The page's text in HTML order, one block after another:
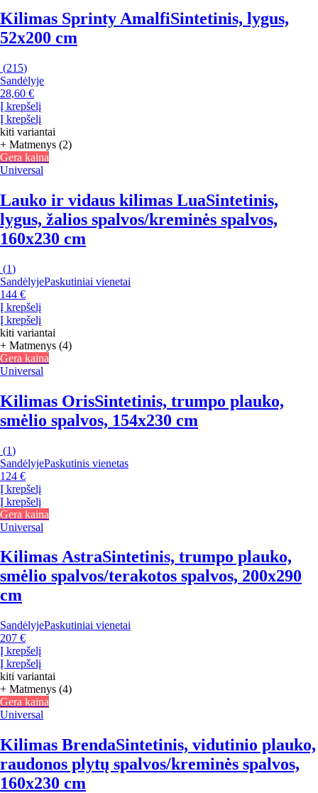
Kilimas Sprinty AmalfiSintetinis, lygus,
52x200 cm
(215)
Sandėlyje
28,60 €
Į krepšelį
Į krepšelį
kiti variantai
+ Matmenys (2)
Gera kaina
Universal
Lauko ir vidaus kilimas LuaSintetinis,
lygus, žalios spalvos/kreminės spalvos,
160x230 cm
(1)
SandėlyjePaskutiniai vienetai
144 €
Į krepšelį
Į krepšelį
kiti variantai
+ Matmenys (4)
Gera kaina
Universal
Kilimas OrisSintetinis, trumpo plauko,
smėlio spalvos, 154x230 cm
(1)
SandėlyjePaskutinis vienetas
124 €
Į krepšelį
Į krepšelį
Gera kaina
Universal
Kilimas AstraSintetinis, trumpo plauko,
smėlio spalvos/terakotos spalvos, 200x290
cm
SandėlyjePaskutiniai vienetai
207 €
Į krepšelį
Į krepšelį
kiti variantai
+ Matmenys (4)
Gera kaina
Universal
Kilimas BrendaSintetinis, vidutinio plauko,
raudonos plytų spalvos/kreminės spalvos,
160x230 cm